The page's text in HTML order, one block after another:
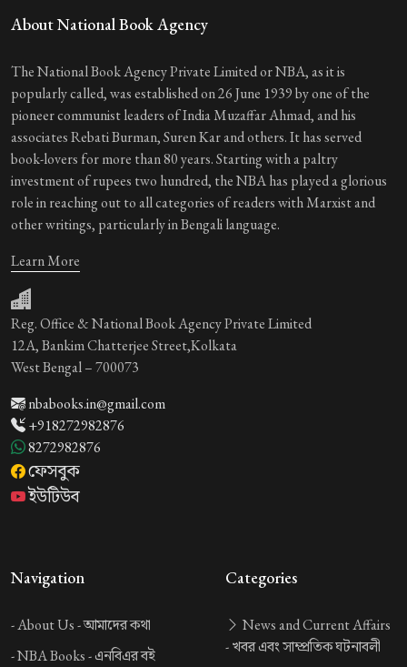
About National Book Agency
The National Book Agency Private Limited or NBA, as it is
popularly called, was established on 26 June 1939 by one of the
pioneer communist leaders of India Muzaffar Ahmad, and his
associates Rebati Burman, Suren Kar and others. It has served
book-lovers for more than 80 years. Starting with a paltry
investment of rupees two hundred, the NBA has played a glorious
role in reaching out to all categories of readers with Marxist and
other writings, particularly in Bengali language.
Learn More
Reg. Office & National Book Agency Private Limited
12A, Bankim Chatterjee Street,Kolkata
West Bengal – 700073
nbabooks.in@gmail.com
+918272982876
8272982876
ফেসবুক
ইউটিউব
Navigation
-About Us -আমাদের কথা
-NBA Books -এনবিএর বই
Categories
News and Current Affairs
-খবর এবং সাম্প্রতিক ঘটনাবলী